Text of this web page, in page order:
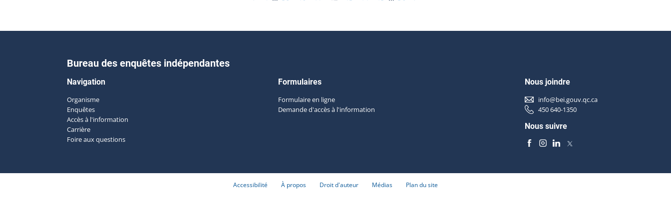
Bureau des enquêtes indépendantes
Navigation
Organisme
Enquêtes
Accès à l'information
Carrière
Foire aux questions
Formulaires
Formulaire en ligne
Demande d'accès à l'information
Nous joindre
info@bei.gouv.qc.ca
450 640-1350
Nous suivre
Accessibilité À propos Droit d'auteur Médias Plan du site